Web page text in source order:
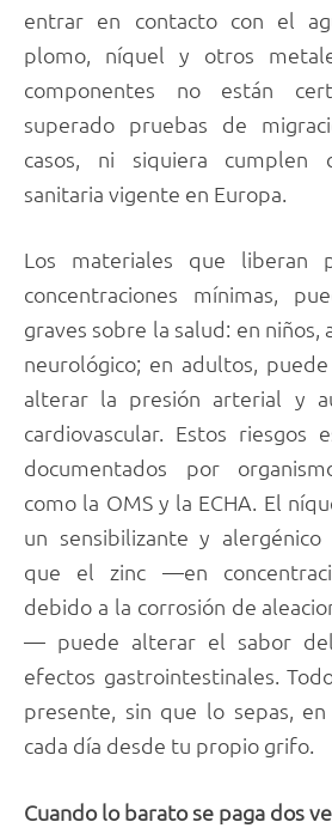
entrar en contacto con el
plomo, níquel y otros
componentes no están
superado pruebas de
casos, ni siquiera cumplen
sanitaria vigente en Europa.
Los materiales que liberan
concentraciones mínimas,
graves sobre la salud: en
neurológico; en adultos,
alterar la presión arterial y
cardiovascular. Estos riesgos
documentados por
como la OMS y la ECHA. El
un sensibilizante y
que el zinc —en
debido a la corrosión de
— puede alterar el sabor
efectos gastrointestinales.
presente, sin que lo sepas,
cada día desde tu propio grifo.
Cuando lo barato se paga dos